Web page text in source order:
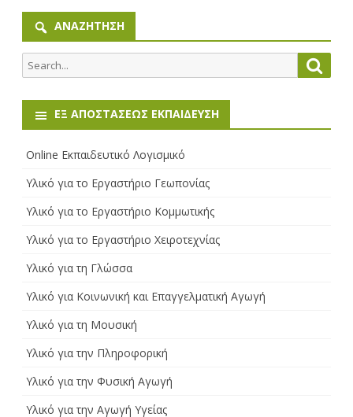
ΑΝΑΖΉΤΗΣΗ
Search
for:
ΕΞ ΑΠΟΣΤΆΣΕΩΣ ΕΚΠΑΊΔΕΥΣΗ
Online Εκπαιδευτικό Λογισμικό
Υλικό για το Εργαστήριο Γεωπονίας
Υλικό για το Εργαστήριο Κομμωτικής
Υλικό για το Εργαστήριο Χειροτεχνίας
Υλικό για τη Γλώσσα
Υλικό για Κοινωνική και Επαγγελματική Αγωγή
Υλικό για τη Μουσική
Υλικό για την Πληροφορική
Υλικό για την Φυσική Αγωγή
Υλικό για την Αγωγή Υγείας